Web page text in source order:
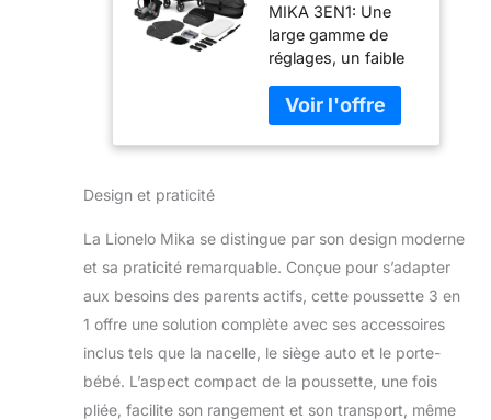
poussette
compacte,
nacelle, siège
auto, porte-
bébé,
moustiquaire,
un chauffe-
MIKA 3EN1: Une
large gamme de
réglages, un faible
taille après pliage et
un riche ensemble
d'accessoires
extrêmement
confortables pour
l'enfant et le parent
POUSSETTE
CANNE: La
poussette permet
au siège d'être
monté à la fois vers
Design et praticité
La Lionelo Mika se distingue par son design moderne
et sa praticité remarquable. Conçue pour s’adapter
aux besoins des parents actifs, cette poussette 3 en
1 offre une solution complète avec ses accessoires
inclus tels que la nacelle, le siège auto et le porte-
bébé. L’aspect compact de la poussette, une fois
pliée, facilite son rangement et son transport, même